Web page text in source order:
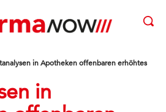
in Apotheken offenbaren erhöhtes
in